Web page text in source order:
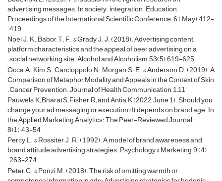
advertising messages. In society. integration. Education.
Proceedings of the International Scientific Conference , 6 ( May), 412-
419.
Noel, J. K., Babor, T. F., & Grady, J. J. (2018). Advertising content,
platform characteristics and the appeal of beer advertising on a
social networking site. Alcohol and Alcoholism, 53(5), 619-625.
Occa, A., Kim, S., Carcioppolo, N., Morgan, S. E., & Anderson, D. (2019). A
Comparison of Metaphor Modality and Appeals in the Context of Skin
Cancer Prevention. Journal of Health Communication, 1–11.
Pauwels, K; Bharat,S; Fisher, R; and Antia, K (2022, June 1). Should you
change your ad messaging or execution? It depends on brand age. In
the Applied Marketing Analytics: The Peer-Reviewed Journal,
8)1(, 43-54
Percy, L., & Rossiter, J. R. (1992). A model of brand awareness and
brand attitude advertising strategies. Psychology & Marketing, 9 (4),
263-274.
Peter, C., & Ponzi, M. (2018). The risk of omitting warmth or